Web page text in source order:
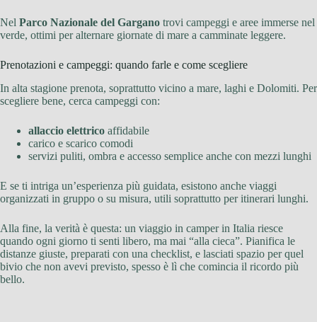
Nel Parco Nazionale del Gargano trovi campeggi e aree immerse nel
verde, ottimi per alternare giornate di mare a camminate leggere.
Prenotazioni e campeggi: quando farle e come scegliere
In alta stagione prenota, soprattutto vicino a mare, laghi e Dolomiti. Per
scegliere bene, cerca campeggi con:
allaccio elettrico affidabile
carico e scarico comodi
servizi puliti, ombra e accesso semplice anche con mezzi lunghi
E se ti intriga un’esperienza più guidata, esistono anche viaggi
organizzati in gruppo o su misura, utili soprattutto per itinerari lunghi.
Alla fine, la verità è questa: un viaggio in camper in Italia riesce
quando ogni giorno ti senti libero, ma mai “alla cieca”. Pianifica le
distanze giuste, preparati con una checklist, e lasciati spazio per quel
bivio che non avevi previsto, spesso è lì che comincia il ricordo più
bello.